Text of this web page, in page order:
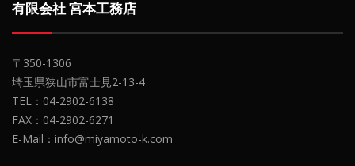
有限会社 宮本工務店
〒350-1306
埼玉県狭山市富士見2-13-4
TEL：04-2902-6138
FAX：04-2902-6271
E-Mail：info@miyamoto-k.com